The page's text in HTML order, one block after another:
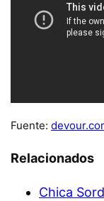
Fuente:
Relacionados
Chica